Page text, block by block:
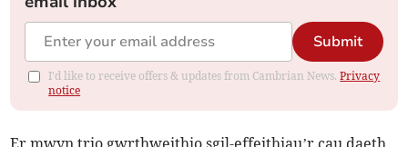
Submit
I'd like to receive offers & updates from Cambrian News.Privacy
notice